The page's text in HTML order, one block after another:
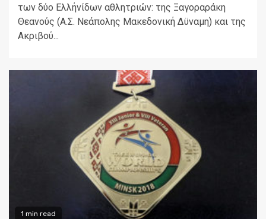
των δύο Ελλήνίδων αθλητριών: της Ξαγοραράκη
Θεανούς (Α.Σ. Νεάπολης Μακεδονική Δϋναμη) και της
Ακριβού...
1 min read